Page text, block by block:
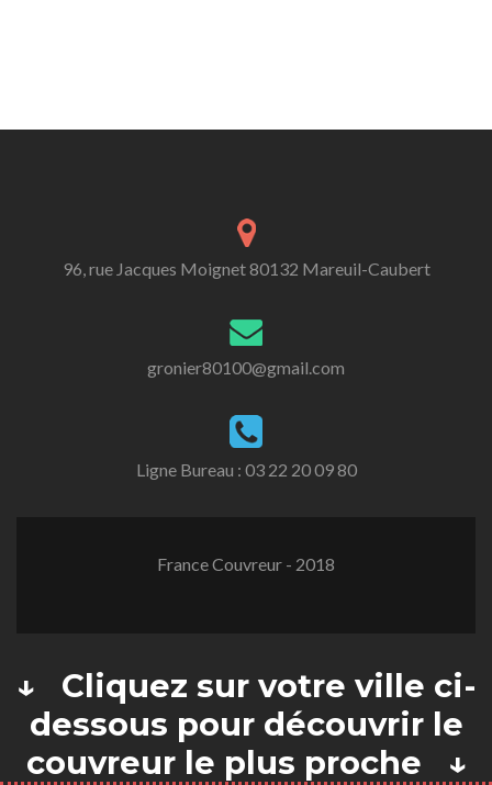
96, rue Jacques Moignet 80132 Mareuil-Caubert
gronier80100@gmail.com
Ligne Bureau : 03 22 20 09 80
France Couvreur - 2018
↓ Cliquez sur votre ville ci-
dessous pour découvrir le
couvreur le plus proche ↓